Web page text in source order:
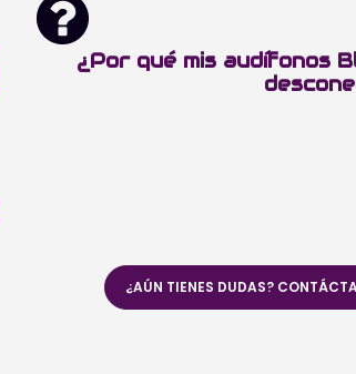
¿Por qué mis audífonos
¿AÚN TIENES DUDAS?